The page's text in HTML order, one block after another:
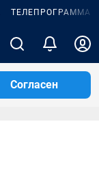
ТЕЛЕПРОГРАММА
Согласен